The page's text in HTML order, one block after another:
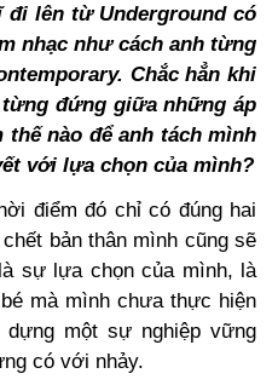
đi lên từ Underground có
nhạc như cách anh từng
Chắc hẳn khi
đứng giữa những áp
nào để anh tách mình
với lựa chọn của mình?
điểm đó chỉ có đúng hai
bản thân mình cũng sẽ
sự lựa chọn của mình, là
mà mình chưa thực hiện
một sự nghiệp vững
có với nhảy.